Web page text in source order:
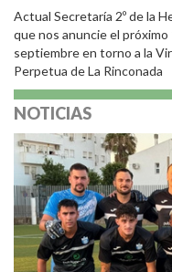
Actual Secretaría 2º de la
que nos anuncie el
septiembre en torno a la
Perpetua de La Rinconada
NOTICIAS